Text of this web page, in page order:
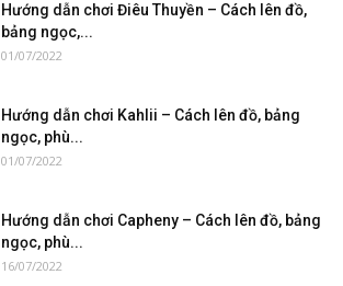
Hướng dẫn chơi Điêu Thuyền – Cách lên đồ,
bảng ngọc,...
01/07/2022
Hướng dẫn chơi Kahlii – Cách lên đồ, bảng
ngọc, phù...
01/07/2022
Hướng dẫn chơi Capheny – Cách lên đồ, bảng
ngọc, phù...
16/07/2022